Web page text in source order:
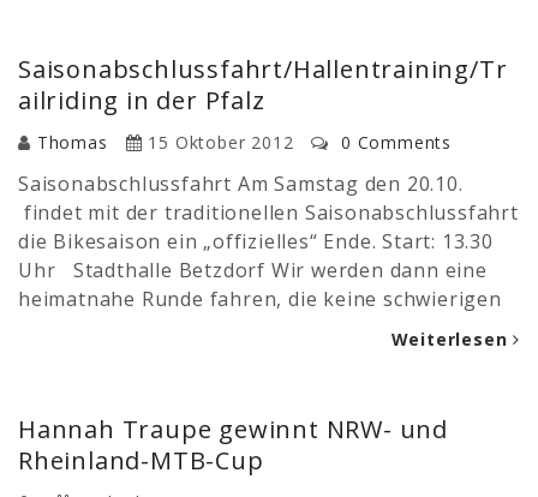
Saisonabschlussfahrt/Hallentraining/Tr
ailriding in der Pfalz
Thomas 15 Oktober 2012 0 Comments
Saisonabschlussfahrt Am Samstag den 20.10.
findet mit der traditionellen Saisonabschlussfahrt
die Bikesaison ein „offizielles“ Ende. Start: 13.30
Uhr Stadthalle Betzdorf Wir werden dann eine
heimatnahe Runde fahren, die keine schwierigen
Weiterlesen
Hannah Traupe gewinnt NRW- und
Rheinland-MTB-Cup